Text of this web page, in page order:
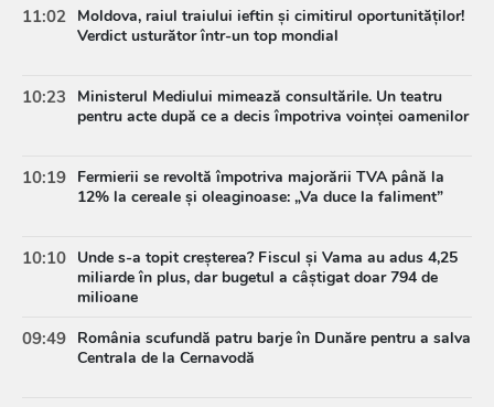
11:02 Moldova, raiul traiului ieftin și cimitirul oportunităților!
Verdict usturător într-un top mondial
10:23
Ministerul Mediului mimează consultările. Un teatru
pentru acte după ce a decis împotriva voinței oamenilor
10:19 Fermierii se revoltă împotriva majorării TVA până la
12% la cereale și oleaginoase: „Va duce la faliment”
10:10 Unde s-a topit creșterea? Fiscul și Vama au adus 4,25
miliarde în plus, dar bugetul a câștigat doar 794 de
milioane
09:49 România scufundă patru barje în Dunăre pentru a salva
Centrala de la Cernavodă